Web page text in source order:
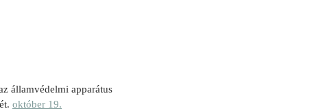
államvédelmi apparátus
október 19.